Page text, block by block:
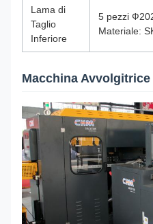
Lama di
Taglio
Inferiore
5 pezzi
Materiale:
Macchina Avvolgitrice